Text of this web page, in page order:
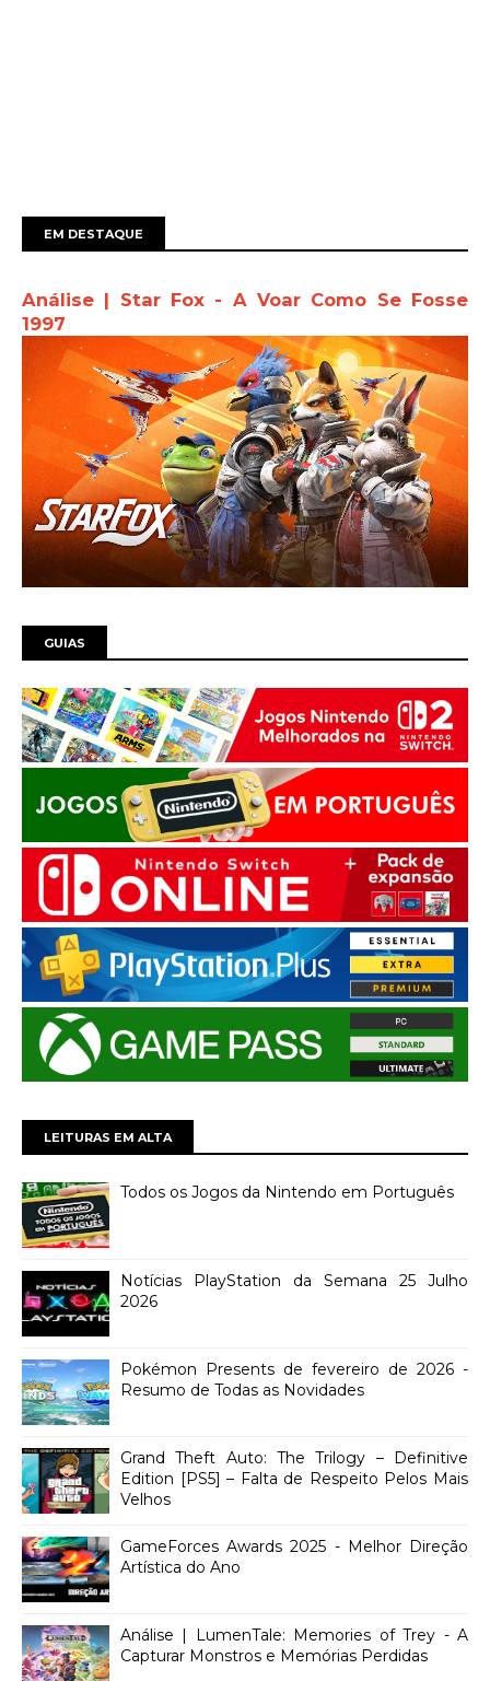
EM DESTAQUE
Análise | Star Fox - A Voar Como Se Fosse
1997
GUIAS
LEITURAS EM ALTA
Todos os Jogos da Nintendo em Português
Notícias PlayStation da Semana 25 Julho
2026
Pokémon Presents de fevereiro de 2026 -
Resumo de Todas as Novidades
Grand Theft Auto: The Trilogy – Definitive
Edition [PS5] – Falta de Respeito Pelos Mais
Velhos
GameForces Awards 2025 - Melhor Direção
Artística do Ano
Análise | LumenTale: Memories of Trey - A
Capturar Monstros e Memórias Perdidas